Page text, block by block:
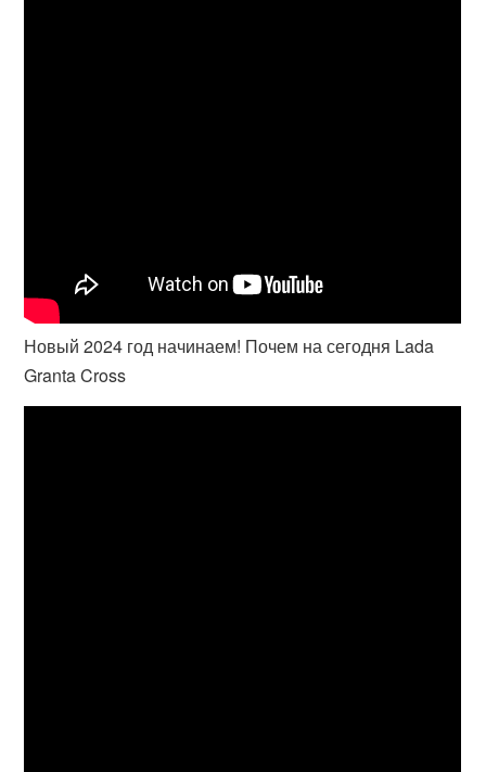
Новый 2024 год начинаем! Почем на сегодня Lada
Granta Cross